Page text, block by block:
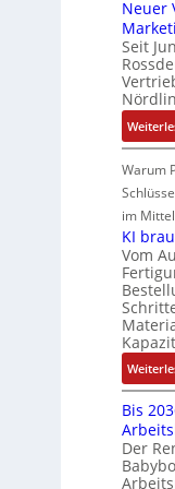
w
i
c
k
g
P
o
s
i
t
i
v
e
o
e
n
a
u
f
n
a
h
e
,
n
d
R
o
b
o
t
k
r
a
t
i
o
n
i
n
F
a
n
u
c
C
N
C
-
y
s
e
e
Neuer
Seit
Warum
im
KI
Vom
Bis
Der